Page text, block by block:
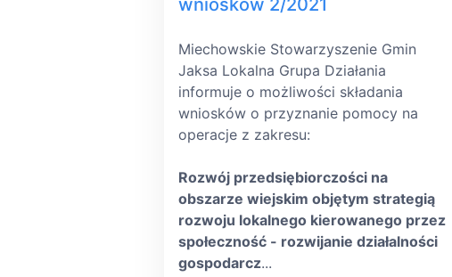
wniosków 2/2021
Miechowskie Stowarzyszenie Gmin
Jaksa Lokalna Grupa Działania
informuje o możliwości składania
wniosków o przyznanie pomocy na
operacje z zakresu:
Rozwój przedsiębiorczości na
obszarze wiejskim objętym strategią
rozwoju lokalnego kierowanego przez
społeczność - rozwijanie działalności
gospodarcz...